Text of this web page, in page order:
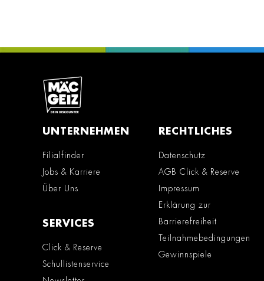
UNTERNEHMEN
Filialfinder
Jobs & Karriere
Über Uns
SERVICES
Click & Reserve
Schullistenservice
RECHTLICHES
Datenschutz
AGB Click & Reserve
Impressum
Erklärung zur
Barrierefreiheit
Teilnahmebedingungen
Gewinnspiele